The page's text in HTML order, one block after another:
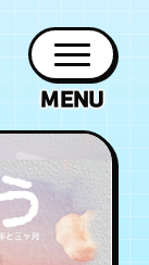
ット
TICKET
日記
BLOG
ァン
ラブ